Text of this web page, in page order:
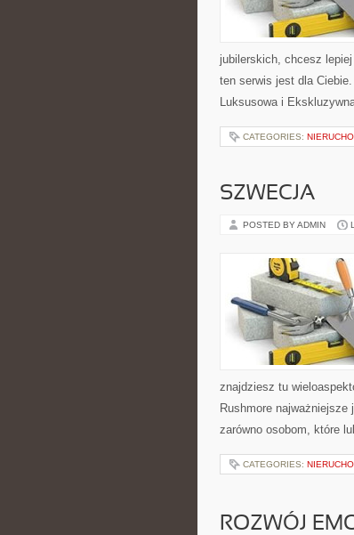
jubilerskich, chcesz
ten serwis jest dla
Luksusowa i
CATEGORIES:
SZWECJA
POSTED BY ADMIN
znajdziesz tu
Rushmore
zarówno osobom, które
CATEGORIES:
ROZWÓJ